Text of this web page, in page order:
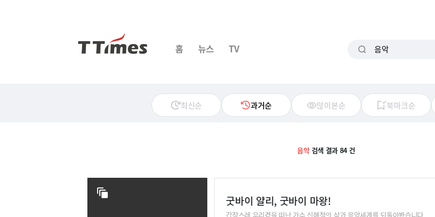
홈 뉴스 TV
최신순 과거순 많이본순 북마크순
음악검색 결과 84 건
굿바이 얄리, 굿바이 마왕!